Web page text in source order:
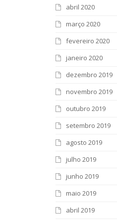
abril 2020
março 2020
fevereiro 2020
janeiro 2020
dezembro 2019
novembro 2019
outubro 2019
setembro 2019
agosto 2019
julho 2019
junho 2019
maio 2019
abril 2019